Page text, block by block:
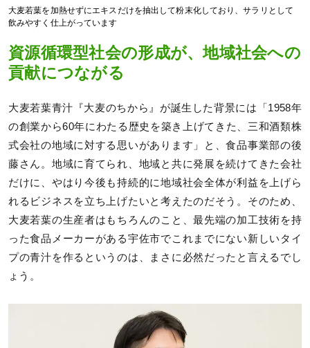
大麦若葉を加熱せずにエキスだけを抽出して粉末化しており、サラリとして
飲みやすく仕上がっています
資源循環型社会の形成が、地域社会への
貢献につながる
大麦若葉青汁『大麦のちから』が誕生した背景には「1958年
の創業から60年にわたる歴史を築き上げてきた、三和酒類株
式会社の地域に対する思いがあります」と、食品事業部の後
藤さん。地域に育てられ、地域と共に発展を続けてきた会社
だけに、やはり今後も持続的に地域社会全体が利益を上げら
れるビジネスを立ち上げたいと考えたのだそう。そのため、
大麦若葉の生産者はもちろんのこと、最先端の加工技術を持
った食品メーカーがある宇佐市でこれまでにない新しいタイ
プの青汁を作るというのは、まさに必然だったと言えるでし
ょう。